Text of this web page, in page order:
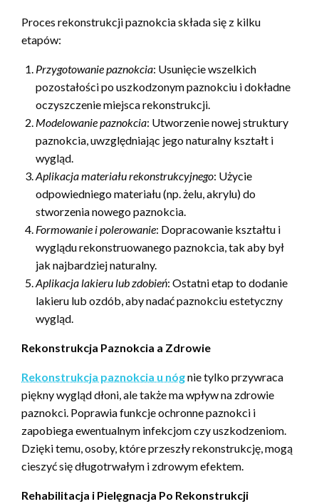
Proces rekonstrukcji paznokcia składa się z kilku
etapów:
Przygotowanie paznokcia: Usunięcie wszelkich
pozostałości po uszkodzonym paznokciu i dokładne
oczyszczenie miejsca rekonstrukcji.
Modelowanie paznokcia: Utworzenie nowej struktury
paznokcia, uwzględniając jego naturalny kształt i
wygląd.
Aplikacja materiału rekonstrukcyjnego: Użycie
odpowiedniego materiału (np. żelu, akrylu) do
stworzenia nowego paznokcia.
Formowanie i polerowanie: Dopracowanie kształtu i
wyglądu rekonstruowanego paznokcia, tak aby był
jak najbardziej naturalny.
Aplikacja lakieru lub zdobień: Ostatni etap to dodanie
lakieru lub ozdób, aby nadać paznokciu estetyczny
wygląd.
Rekonstrukcja Paznokcia a Zdrowie
Rekonstrukcja paznokcia u nógnie tylko przywraca
piękny wygląd dłoni, ale także ma wpływ na zdrowie
paznokci. Poprawia funkcje ochronne paznokci i
zapobiega ewentualnym infekcjom czy uszkodzeniom.
Dzięki temu, osoby, które przeszły rekonstrukcję, mogą
cieszyć się długotrwałym i zdrowym efektem.
Rehabilitacja i Pielęgnacja Po Rekonstrukcji